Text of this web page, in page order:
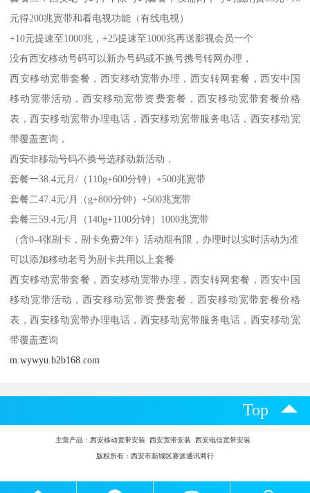
元得200兆宽带和看电视功能（有线电视）
+10元提速至1000兆，+25提速至1000兆再送影视会员一个
没有西安移动号码可以新办号码或不换号携号转网办理，
西安移动宽带套餐，西安移动宽带办理，西安转网套餐，西安中国
移动宽带活动，西安移动宽带资费套餐，西安移动宽带套餐价格
表，西安移动宽带办理电话，西安移动宽带服务电话，西安移动宽
带覆盖查询，
西安非移动号码不换号选移动新活动，
套餐一38.4元月/（110g+600分钟）+500兆宽带
套餐二47.4元/月（g+800分钟）+500兆宽带
套餐三59.4元/月（140g+1100分钟）1000兆宽带
（含0-4张副卡，副卡免费2年）活动期有限，办理时以实时活动为准
可以添加移动老号为副卡共用以上套餐
西安移动宽带套餐，西安移动宽带办理，西安转网套餐，西安中国
移动宽带活动，西安移动宽带资费套餐，西安移动宽带套餐价格
表，西安移动宽带办理电话，西安移动宽带服务电话，西安移动宽
带覆盖查询
m.wywyu.b2b168.com
Top
主营产品： 西安移动宽带安装 西安宽带安装 西安电信宽带安装
版权所有：西安市新城区赛派通讯商行